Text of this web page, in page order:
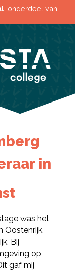
, onderdeel van
in
was het
Oostenrijk.
Bij
op,
gaf mij